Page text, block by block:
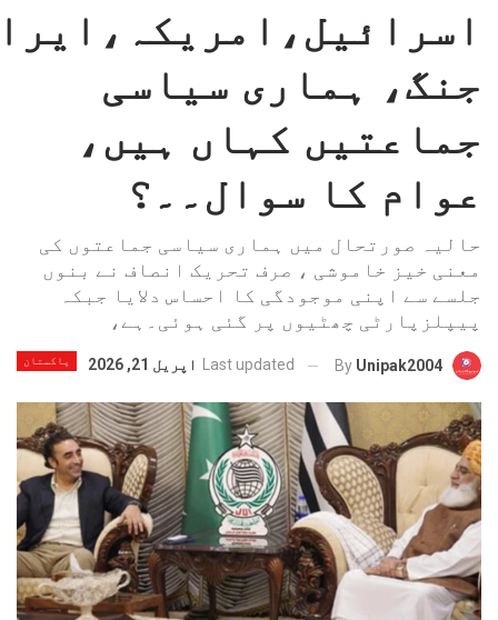
جنگ، ہماری سیاسی
جماعتیں کہاں ہیں،
عوام کا سوال۔۔؟
حالیہ صورتحال میں ہماری سیاسی جماعتوں کی
معنی خیز خاموشی ، صرف تحریک انصاف نے بنوں
جلسے سے اپنی موجودگی کا احساس دلایا جبکہ
پیپلزپارٹی چھٹیوں پر گئی ہوئی۔ہے،
پاکستان By Unipak2004
Last updated اپریل 21, 2026